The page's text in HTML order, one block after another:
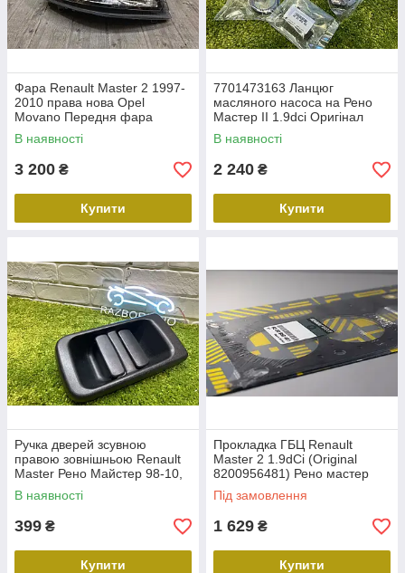
Фара Renault Master 2 1997-
2010 права нова Opel
Movano Передня фара
оптика Рено Майстер FP
5612 R2-E
В наявності
3 200 ₴
Купити
7701473163 Ланцюг
масляного насоса на Рено
Мастер II 1.9dci Оригінал
Renault Master 2 Комплект
В наявності
2 240 ₴
Купити
Ручка дверей зсувною
правою зовнішньою Renault
Master Рено Майстер 98-10,
7700352420, 8200856290
6041z-43
В наявності
399 ₴
Купити
Прокладка ГБЦ Renault
Master 2 1.9dCi (Original
8200956481) Рено мастер
Під замовлення
1 629 ₴
Купити